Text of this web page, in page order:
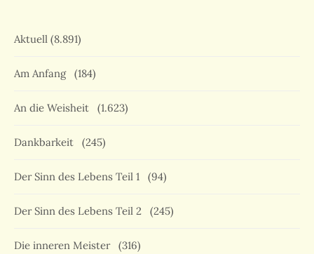
Aktuell (8.891)
Am Anfang (184)
An die Weisheit (1.623)
Dankbarkeit (245)
Der Sinn des Lebens Teil 1 (94)
Der Sinn des Lebens Teil 2 (245)
Die inneren Meister (316)